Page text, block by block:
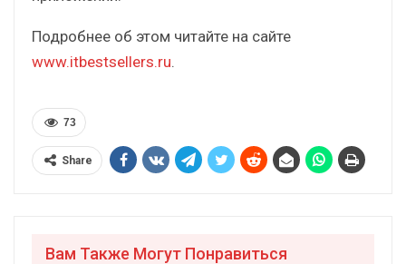
Подробнее об этом читайте на сайте
www.itbestsellers.ru.
73
Share
Вам Также Могут Понравиться